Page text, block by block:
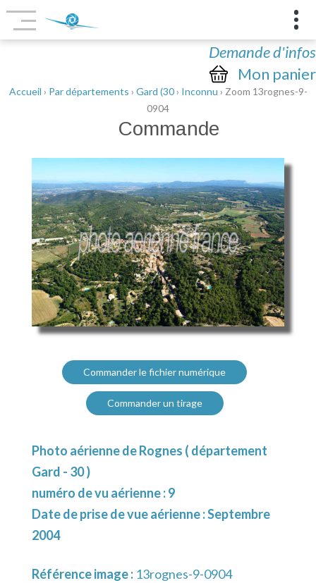
Demande d'infos
Mon panier
Accueil › Par départements › Gard (30› Inconnu › Zoom 13rognes-9-
0904
Commande
Commander le fichier numérique
Commander un tirage
Photo aérienne de Rognes ( département
Gard - 30 )
numéro de vu aérienne : 9
Date de prise de vue aérienne : Septembre
2004
Référence image : 13rognes-9-0904